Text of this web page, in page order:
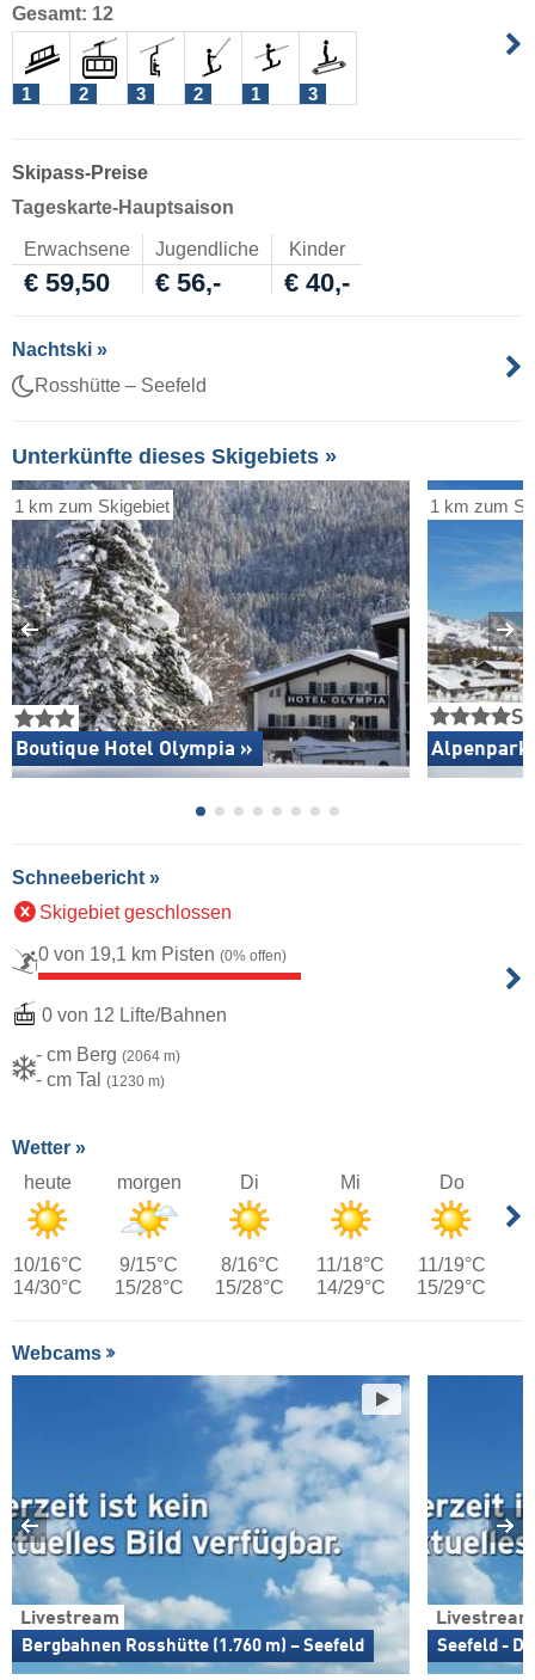
Gesamt: 12
1 2 3 2 1 3
Skipass-Preise
Tageskarte-Hauptsaison
Erwachsene Jugendliche Kinder
€ 59,50 € 56,- € 40,-
Nachtski »
Rosshütte – Seefeld
Unterkünfte dieses Skigebiets »
1 km zum Skigebiet
Boutique Hotel Olympia »
1 km zum
S
Alpenpark
Schneebericht »
Skigebiet geschlossen
0 von 19,1 km Pisten (0% offen)
0 von 12 Lifte/Bahnen
- cm Berg (2064 m)
- cm Tal (1230 m)
Wetter »
heute
10/16°C
14/30°C
morgen
9/15°C
15/28°C
Di
8/16°C
15/28°C
Mi
11/18°C
14/29°C
Do
11/19°C
15/29°C
Webcams
Livestream
Bergbahnen Rosshütte (1.760 m) – Seefeld
Livestream
Seefeld -